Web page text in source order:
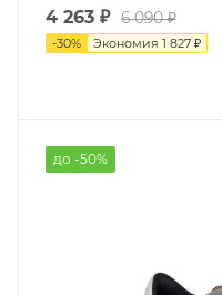
4 263 ₽ 6 090 ₽
-30% Экономия 1 827 ₽
до -50%